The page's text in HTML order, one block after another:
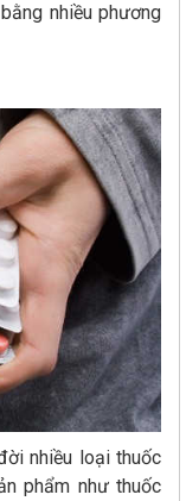
nhiều phương
nhiều loại thuốc
phẩm như thuốc